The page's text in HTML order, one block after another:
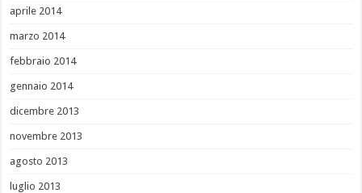
aprile 2014
marzo 2014
febbraio 2014
gennaio 2014
dicembre 2013
novembre 2013
agosto 2013
luglio 2013